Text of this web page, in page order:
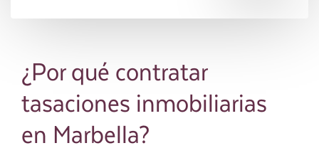
¿Por qué contratar
tasaciones inmobiliarias
en Marbella?